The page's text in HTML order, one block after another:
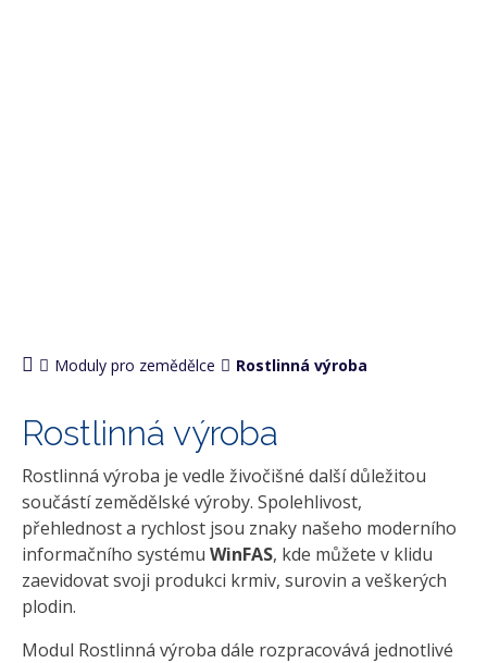
Moduly pro zemědělce Rostlinná výroba
Rostlinná výroba
Rostlinná výroba je vedle živočišné další důležitou
součástí zemědělské výroby. Spolehlivost,
přehlednost a rychlost jsou znaky našeho moderního
informačního systému WinFAS, kde můžete v klidu
zaevidovat svoji produkci krmiv, surovin a veškerých
plodin.
Modul Rostlinná výroba dále rozpracovává jednotlivé